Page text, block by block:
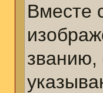
Вместе
званию,